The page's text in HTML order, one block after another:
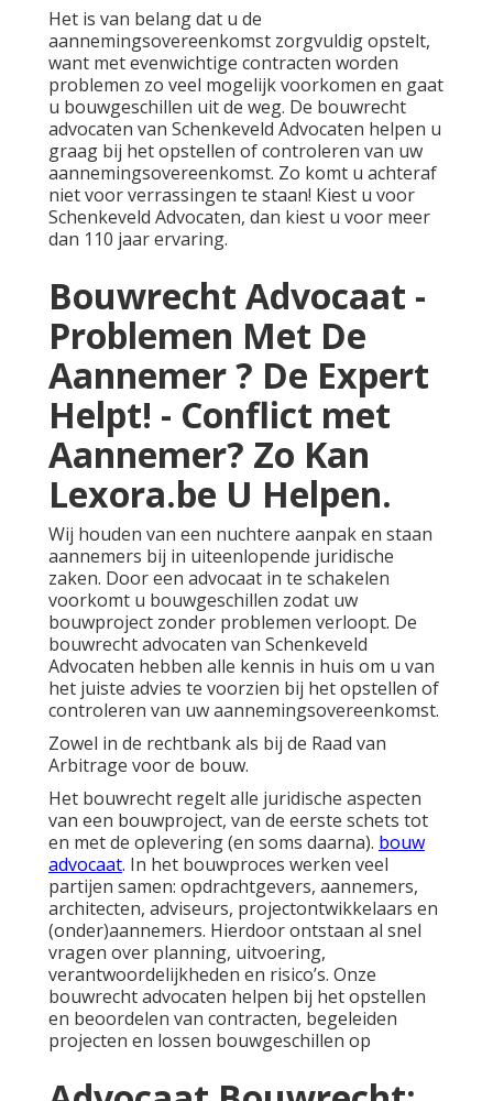
Het is van belang dat u de
aannemingsovereenkomst zorgvuldig opstelt,
want met evenwichtige contracten worden
problemen zo veel mogelijk voorkomen en gaat
u bouwgeschillen uit de weg. De bouwrecht
advocaten van Schenkeveld Advocaten helpen u
graag bij het opstellen of controleren van uw
aannemingsovereenkomst. Zo komt u achteraf
niet voor verrassingen te staan! Kiest u voor
Schenkeveld Advocaten, dan kiest u voor meer
dan 110 jaar ervaring.
Bouwrecht Advocaat -
Problemen Met De
Aannemer ? De Expert
Helpt! - Conflict met
Aannemer? Zo Kan
Lexora.be U Helpen.
Wij houden van een nuchtere aanpak en staan
aannemers bij in uiteenlopende juridische
zaken. Door een advocaat in te schakelen
voorkomt u bouwgeschillen zodat uw
bouwproject zonder problemen verloopt. De
bouwrecht advocaten van Schenkeveld
Advocaten hebben alle kennis in huis om u van
het juiste advies te voorzien bij het opstellen of
controleren van uw aannemingsovereenkomst.
Zowel in de rechtbank als bij de Raad van
Arbitrage voor de bouw.
Het bouwrecht regelt alle juridische aspecten
van een bouwproject, van de eerste schets tot
en met de oplevering (en soms daarna). bouw
advocaat. In het bouwproces werken veel
partijen samen: opdrachtgevers, aannemers,
architecten, adviseurs, projectontwikkelaars en
(onder)aannemers. Hierdoor ontstaan al snel
vragen over planning, uitvoering,
verantwoordelijkheden en risico’s. Onze
bouwrecht advocaten helpen bij het opstellen
en beoordelen van contracten, begeleiden
projecten en lossen bouwgeschillen op